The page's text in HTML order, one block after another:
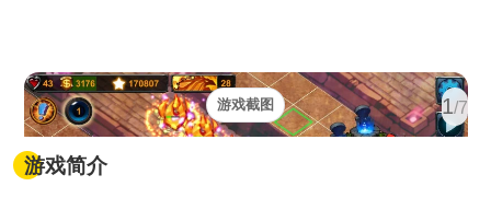
1/7
游戏截图
游戏简介